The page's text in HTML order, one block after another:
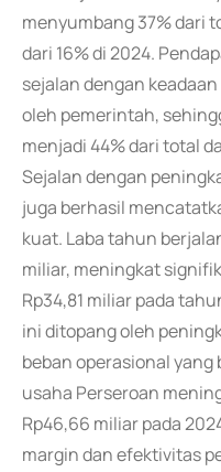
menyumbang 37% dari
dari 16% di 2024.
sejalan dengan
oleh pemerintah,
menjadi 44% dari total
Sejalan dengan
juga berhasil
kuat. Laba tahun
miliar, meningkat
Rp34,81 miliar pada
ini ditopang oleh
beban operasional
usaha Perseroan
Rp46,66 miliar pada
margin dan efektivitas